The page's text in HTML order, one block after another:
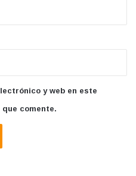
y web en este
comente.